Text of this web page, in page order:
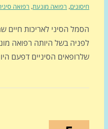
רפואה מונעת,רפואה סינית,תזונה|
2 Comments
הסיני לאריכות חיים שמה של
בשל היותה רפואה מונעת.
הסיניים דפעם היו הרבה